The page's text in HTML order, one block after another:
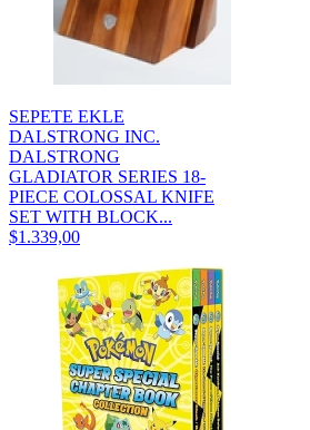
SEPETE EKLE
DALSTRONG INC.
DALSTRONG
GLADIATOR SERIES 18-
PIECE COLOSSAL KNIFE
SET WITH BLOCK...
$1.339,00